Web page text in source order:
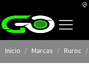
Inicio Marcas Ruroc